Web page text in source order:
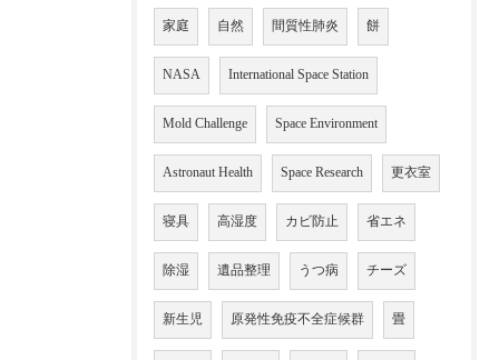
家庭 自然 間質性肺炎 餅
NASA International Space Station
Mold Challenge Space Environment
Astronaut Health Space Research 更衣室
寝具 高湿度 カビ防止 省エネ
除湿 遺品整理 うつ病 チーズ
新生児 原発性免疫不全症候群 畳